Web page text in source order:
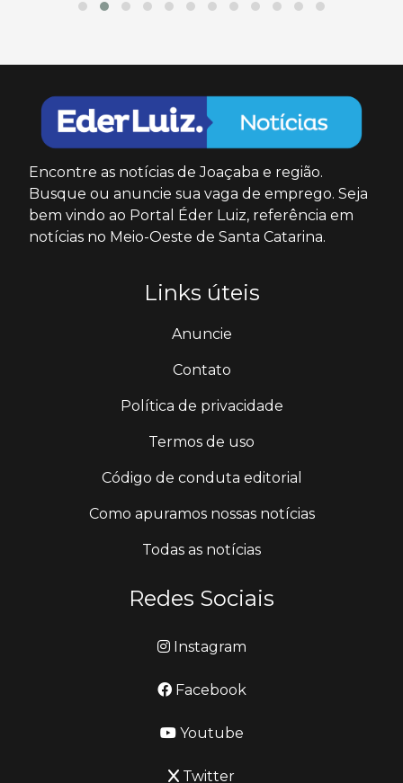
Encontre as notícias de Joaçaba e região.
Busque ou anuncie sua vaga de emprego. Seja
bem vindo ao Portal Éder Luiz, referência em
notícias no Meio-Oeste de Santa Catarina.
Links úteis
Anuncie
Contato
Política de privacidade
Termos de uso
Código de conduta editorial
Como apuramos nossas notícias
Todas as notícias
Redes Sociais
Instagram
Facebook
Youtube
Twitter